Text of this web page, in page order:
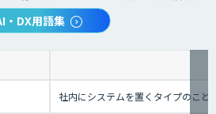
・DX用語集
社内にシステムを置くタイプのこ